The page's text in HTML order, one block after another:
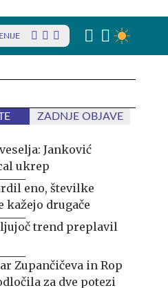
ZADNJE OBJAVE
Janković
ukrep
eno, številke
kažejo drugače
trend preplavil
Zupančičeva in Rop
za dve potezi